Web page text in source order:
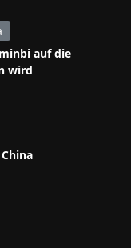
auf die
wird